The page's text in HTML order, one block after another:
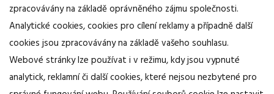
zpracovávány na základě oprávněného zájmu společnosti.
Analytické cookies, cookies pro cílení reklamy a případně další
cookies jsou zpracovávány na základě vašeho souhlasu.
Webové stránky lze používat i v režimu, kdy jsou vypnuté
analytick, reklamní či další cookies, které nejsou nezbytené pro